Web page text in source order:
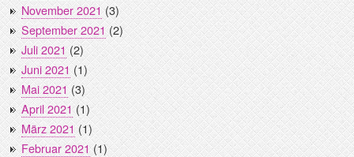
November 2021(3)
September 2021(2)
Juli 2021(2)
Juni 2021(1)
Mai 2021(3)
April 2021(1)
März 2021(1)
Februar 2021(1)